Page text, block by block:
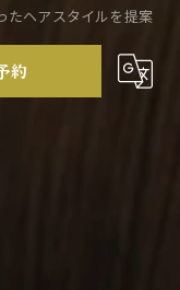
たヘアスタイルを提案
約